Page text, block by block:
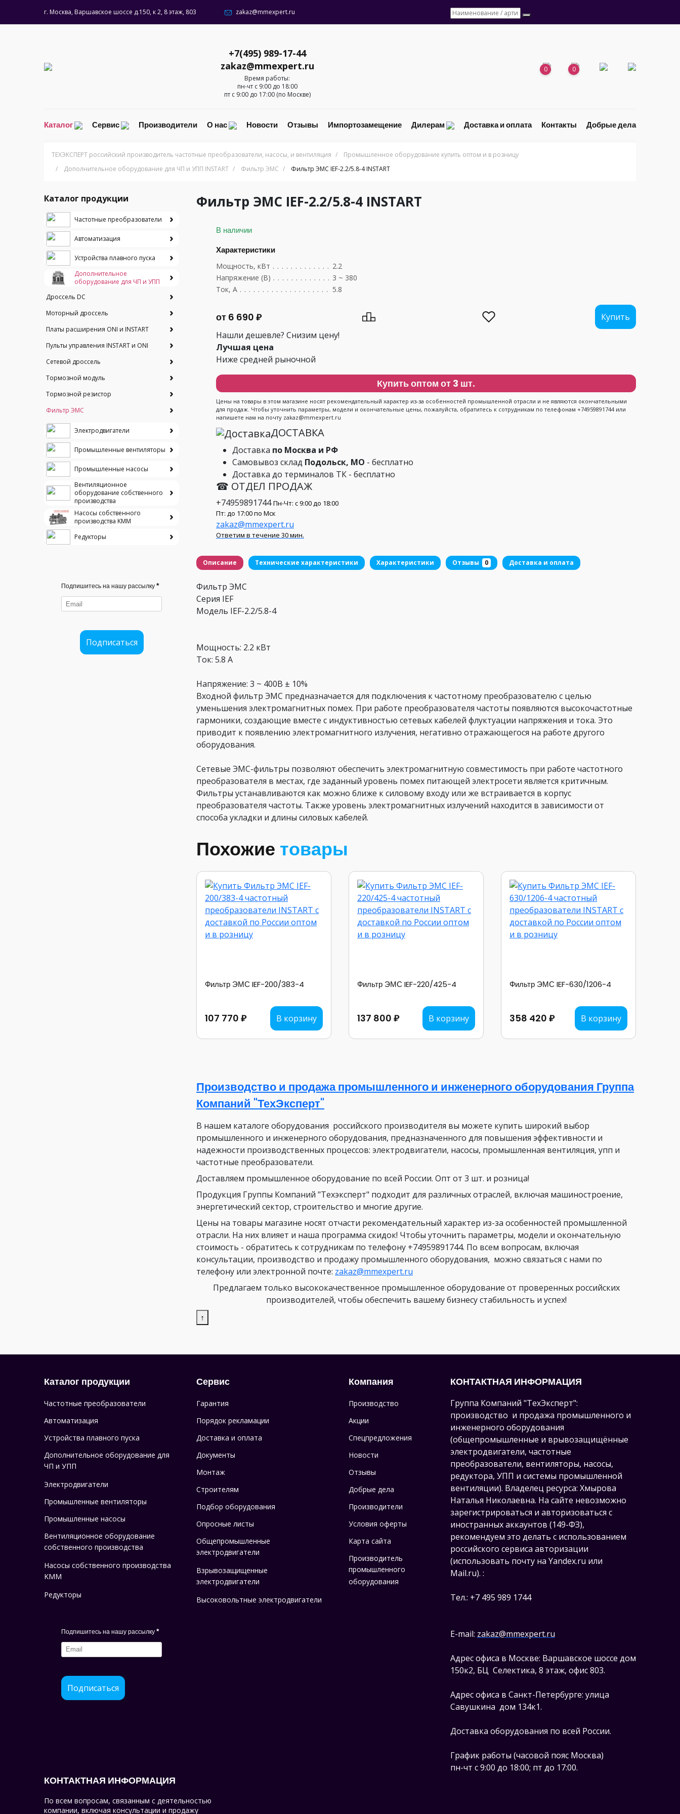
г. Москва, Варшавское шоссе д.150, к 2, 8 этаж, 803 zakaz@mmexpert.ru
+7(495) 989-17-44
zakaz@mmexpert.ru
Время работы:
пн-чт с 9:00 до 18:00
пт с 9:00 до 17:00 (по Москве)
0 0
Каталог Сервис Производители О нас Новости Отзывы Импортозамещение Дилерам Доставка и оплата Контакты Добрые дела
ТЕХЭКСПЕРТ российский производитель частотные преобразователи, насосы, и вентиляция /
Промышленное оборудование купить оптом и в розницу
/
Дополнительное оборудование для ЧП и УПП INSTART / Фильтр ЭМС / Фильтр ЭМС IEF-2.2/5.8-4 INSTART
Каталог продукции
Частотные преобразователи
Автоматизация
Устройства плавного пуска
Дополнительное
оборудование для ЧП и УПП
Дроссель DC
Моторный дроссель
Платы расширения ONI и INSTART
Пульты управления INSTART и ONI
Сетевой дроссель
Тормозной модуль
Тормозной резистор
Фильтр ЭМС
Электродвигатели
Промышленные вентиляторы
Промышленные насосы
Вентиляционное
оборудование собственного
производства
Насосы собственного
производства KMM
Редукторы
Подпишитесь на нашу рассылку *
Подписаться
Фильтр ЭМС IEF-2.2/5.8-4 INSTART
В наличии
Характеристики
Мощность, кВт .......................................................
2.2
Напряжение (В) .......................................................
3 ~ 380
Ток, А .......................................................
5.8
от 6 690 ₽
Купить
Нашли дешевле? Снизим цену!
Лучшая цена
Ниже средней рыночной
Купить оптом от 3 шт.
Цены на товары в этом магазине носят рекомендательный характер из-за особенностей промышленной отрасли и не являются окончательными
для продаж. Чтобы уточнить параметры, модели и окончательные цены, пожалуйста, обратитесь к сотрудникам по телефонам +74959891744 или
напишете нам на почту zakaz@mmexpert.ru
ДОСТАВКА
Доставка по Москва и РФ
Самовывоз склад Подольск, МО - бесплатно
Доставка до терминалов ТК - бесплатно
☎ ОТДЕЛ ПРОДАЖ
+74959891744 Пн-Чт: с 9:00 до 18:00
Пт: до 17:00 по Мск
zakaz@mmexpert.ru
Ответим в течение 30 мин.
Описание Технические характеристики Характеристики Отзывы 0 Доставка и оплата
Фильтр ЭМС
Серия IEF
Модель IEF-2.2/5.8-4
Мощность: 2.2 кВт
Ток: 5.8 А
Напряжение: 3 ~ 400В ± 10%
Входной фильтр ЭМС предназначается для подключения к частотному преобразователю с целью
уменьшения электромагнитных помех. При работе преобразователя частоты появляются высокочастотные
гармоники, создающие вместе с индуктивностью сетевых кабелей флуктуации напряжения и тока. Это
приводит к появлению электромагнитного излучения, негативно отражающегося на работе другого
оборудования.
Сетевые ЭМС-фильтры позволяют обеспечить электромагнитную совместимость при работе частотного
преобразователя в местах, где заданный уровень помех питающей электросети является критичным.
Фильтры устанавливаются как можно ближе к силовому входу или же встраивается в корпус
преобразователя частоты. Также уровень электромагнитных излучений находится в зависимости от
способа укладки и длины силовых кабелей.
Похожие товары
Фильтр ЭМС IEF-200/383-4
107 770 ₽ В корзину
Фильтр ЭМС IEF-220/425-4
137 800 ₽ В корзину
Фильтр ЭМС IEF-630/1206-4
358 420 ₽ В корзину
Производство и продажа промышленного и инженерного оборудования Группа
Компаний "ТехЭксперт"
В нашем каталоге оборудования российского производителя вы можете купить широкий выбор
промышленного и инженерного оборудования, предназначенного для повышения эффективности и
надежности производственных процессов: электродвигатели, насосы, промышленная вентиляция, упп и
частотные преобразователи.
Доставляем промышленное оборудование по всей России. Опт от 3 шт. и розница!
Продукция Группы Компаний "Техэксперт" подходит для различных отраслей, включая машиностроение,
энергетический сектор, строительство и многие другие.
Цены на товары магазине носят отчасти рекомендательный характер из-за особенностей промышленной
отрасли. На них влияет и наша программа скидок! Чтобы уточнить параметры, модели и окончательную
стоимость - обратитесь к сотрудникам по телефону +74959891744. По всем вопросам, включая
консультации, производство и продажу промышленного оборудования, можно связаться с нами по
телефону или электронной почте: zakaz@mmexpert.ru
Предлагаем только высококачественное промышленное оборудование от проверенных российских
производителей, чтобы обеспечить вашему бизнесу стабильность и успех!
↑
Каталог продукции
Частотные преобразователи
Автоматизация
Устройства плавного пуска
Дополнительное оборудование для
ЧП и УПП
Электродвигатели
Промышленные вентиляторы
Промышленные насосы
Вентиляционное оборудование
собственного производства
Насосы собственного производства
KMM
Редукторы
Подпишитесь на нашу рассылку *
Подписаться
Сервис
Гарантия
Порядок рекламации
Доставка и оплата
Документы
Монтаж
Строителям
Подбор оборудования
Опросные листы
Общепромышленные
электродвигатели
Взрывозащищенные
электродвигатели
Высоковольтные электродвигатели
Компания
Производство
Акции
Спецпредложения
Новости
Отзывы
Добрые дела
Производители
Условия оферты
Карта сайта
Производитель
промышленного
оборудования
КОНТАКТНАЯ ИНФОРМАЦИЯ
Группа Компаний "ТехЭксперт":
производство и продажа промышленного и
инженерного оборудования
(общепромышленные и врывозащищённые
электродвигатели, частотные
преобразователи, вентиляторы, насосы,
редуктора, УПП и системы промышленной
вентиляции). Владелец ресурса: Хмырова
Наталья Николаевна. На сайте невозможно
зарегистрироваться и авторизоваться с
иностранных аккаунтов (149-ФЗ),
рекомендуем это делать с использованием
российского сервиса авторизации
(использовать почту на Yandex.ru или
Mail.ru). :
Тел.: +7 495 989 1744
E-mail: zakaz@mmexpert.ru
Адрес офиса в Москве: Варшавское шоссе дом
150к2, БЦ Селектика, 8 этаж, офис 803.
Адрес офиса в Санкт-Петербурге: улица
Савушкина дом 134к1.
Доставка оборудования по всей России.
График работы (часовой пояс Москва)
пн-чт с 9:00 до 18:00; пт до 17:00.
КОНТАКТНАЯ ИНФОРМАЦИЯ
По всем вопросам, связанным с деятельностью
компании, включая консультации и продажу